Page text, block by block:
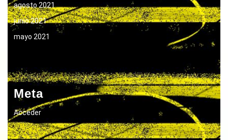
agosto 2021
junio 2021
mayo 2021
Meta
Acceder